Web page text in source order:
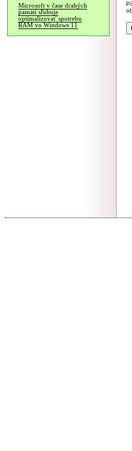
Microsoft v čase drahých
pamätí sľubuje
optimalizovať spotrebu
RAM vo Windows 11